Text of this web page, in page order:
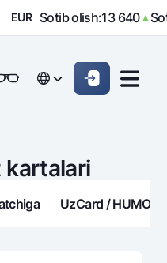
EUR Sotib olish:13 640▲
yoqishShaxsiy kabinet
kartalari
UzCard / HUMO